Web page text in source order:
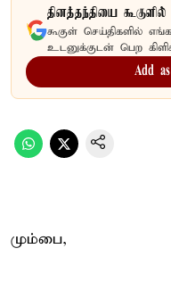
தினத்தந்தியை
கூகுள் செய்திகளில்
உடனுக்குடன் பெற
Add
மும்பை,